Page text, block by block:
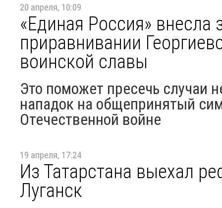
20 апреля, 10:09
«Единая Россия» внесла
приравнивании
воинской славы
Это поможет пресечь случаи
нападок на общепринятый
Отечественной войне
19 апреля, 17:24
Из Татарстана выехал
Луганск